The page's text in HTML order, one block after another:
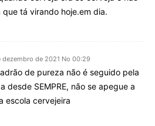
tá virando hoje.em dia.
dezembro de 2021 No 00:29
de pureza não é seguido pela
desde SEMPRE, não se apegue a
escola cervejeira